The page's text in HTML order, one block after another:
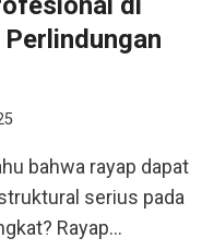
bahwa rayap dapat
serius pada
Rayap…